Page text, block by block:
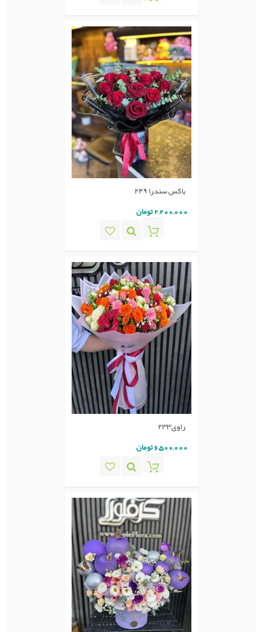
باکس سندرا ۲۴۹
2,200,000 تومان
راوی٢٣٣
6,500,000 تومان